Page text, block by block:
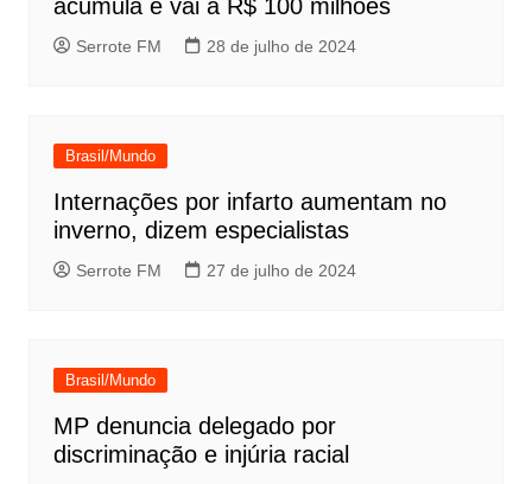
acumula e vai a R$ 100 milhões
Serrote FM 28 de julho de 2024
Brasil/Mundo
Internações por infarto aumentam no
inverno, dizem especialistas
Serrote FM 27 de julho de 2024
Brasil/Mundo
MP denuncia delegado por
discriminação e injúria racial